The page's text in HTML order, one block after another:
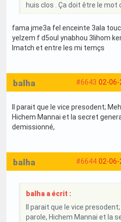
huis clos . Ça doit être le mot
fama jme3a fel enceinte 3ala
yelzem f d5oul ynabhou 3lihom
lmatch et entre les mi temçs
#6643 02-06-
balha
Il parait que le vice presodent;
Hichem Mannai et la secret
demissionné,
#6644 02-06-
balha
balha a écrit :
Il parait que le vice
parole, Hichem Mannai et la